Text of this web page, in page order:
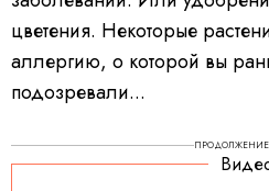
цветения. Некоторые
аллергию, о которой вы
подозревали...